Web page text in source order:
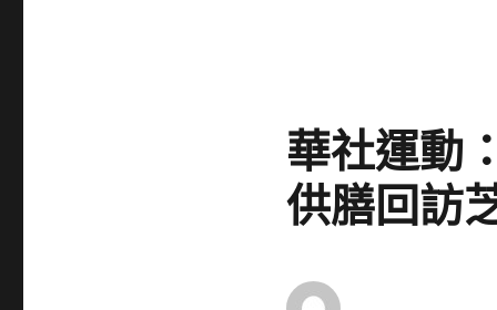
華社運動
供膳回訪